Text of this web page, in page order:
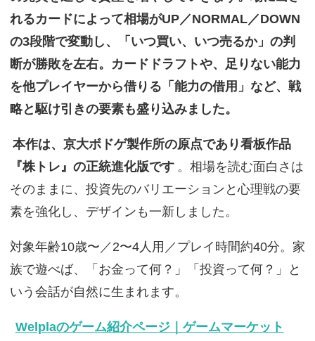
れるカードによって相場がUP／NORMAL／DOWN
の3段階で変動し、「いつ買い、いつ売るか」の判
断が勝敗を左右。カードドラフトや、足りない能力
を他プレイヤーから借りる「能力の借用」など、戦
略と駆け引きの要素も盛り込みました。
本作は、京大ボドゲ製作所の原点であり看板作品
『株トレ』の正統進化版です 。相場を読む面白さは
そのままに、投資先のバリエーションと心理戦の要
素を強化し、デザインも一新しました。
対象年齢10歳〜／2〜4人用／プレイ時間約40分。家
族で遊べば、「お金って何？」「投資って何？」と
いう会話が自然に生まれます。
Welplaのゲーム紹介ページ｜ゲームマーケット